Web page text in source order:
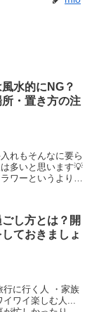
水的にNG？
・置き方の注
れもそんなに要ら
多いと思います💡
ワーというよりは
し方とは？開
ておきましょ
行に行く人 ・家族
イワイ楽しむ人...